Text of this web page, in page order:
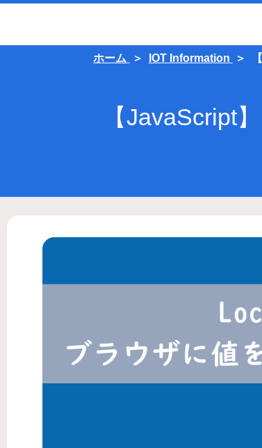
ホーム IOT Information
【JavaScript